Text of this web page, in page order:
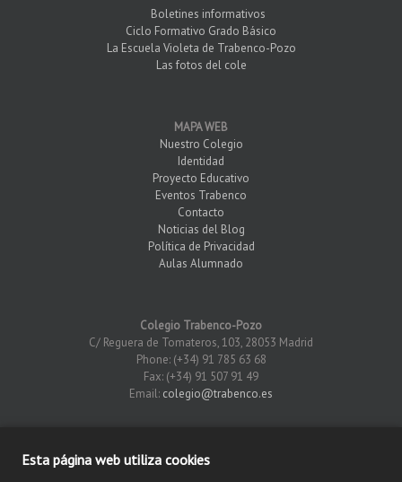
Boletines informativos
Ciclo Formativo Grado Básico
La Escuela Violeta de Trabenco-Pozo
Las fotos del cole
MAPA WEB
Nuestro Colegio
Identidad
Proyecto Educativo
Eventos Trabenco
Contacto
Noticias del Blog
Política de Privacidad
Aulas Alumnado
Colegio Trabenco-Pozo
C/ Reguera de Tomateros, 103, 28053 Madrid
Phone: (+34) 91 785 63 68
Fax: (+34) 91 507 91 49
Email: colegio@trabenco.es
Esta página web utiliza cookies